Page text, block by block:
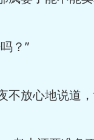
？”
放心地说道，“